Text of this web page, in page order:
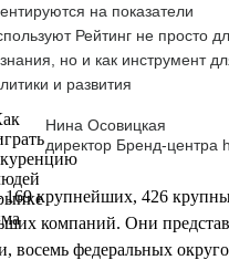
на показатели
Рейтинг не просто
но и как инструмент
и развития
Нина Осовицкая
директор Бренд-центра
крупнейших, 426
компаний. Они
восемь федеральных